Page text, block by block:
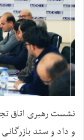
نشست رهبری اتاق
و داد و ستد